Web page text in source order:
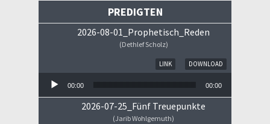
PREDIGTEN
2026-08-01_Prophetisch_Reden
(Dethlef Scholz)
DOWNLOAD
LINK
00:00 00:00
2026-07-25_Fünf Treuepunkte
(Jarib Wohlgemuth)